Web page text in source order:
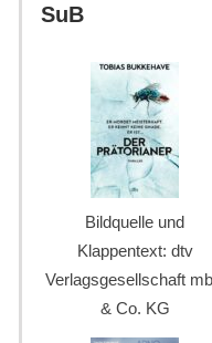
SuB
Bildquelle und
Klappentext: dtv
Verlagsgesellschaft
& Co. KG